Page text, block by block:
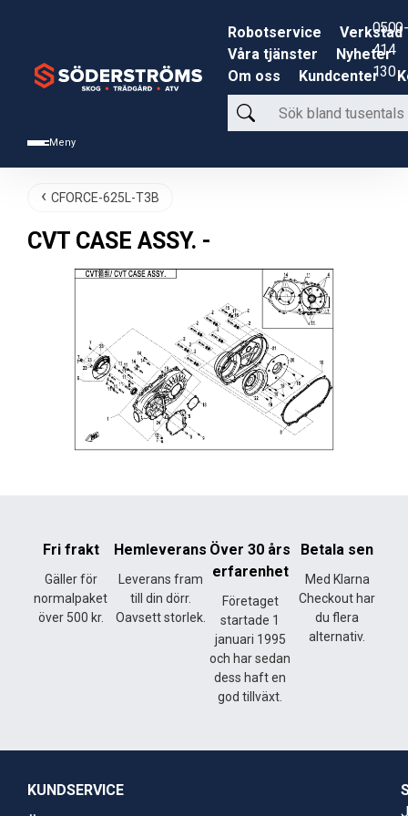
Meny
Robotservice
Verkstad
Våra tjänster
Nyheter
Om oss
Kundcenter
Sök
bland
produkter
0500-
414
130
CFORCE-625L-T3B
CVT CASE ASSY. -
Fri frakt
Gäller för
normalpaket
över 500 kr.
Hemleverans
Leverans fram
till din dörr.
Oavsett storlek.
Över 30 års
erfarenhet
Företaget
startade 1
januari 1995
och har sedan
dess haft en
god tillväxt.
Betala sen
Med Klarna
Checkout har
du flera
alternativ.
KUNDSERVICE